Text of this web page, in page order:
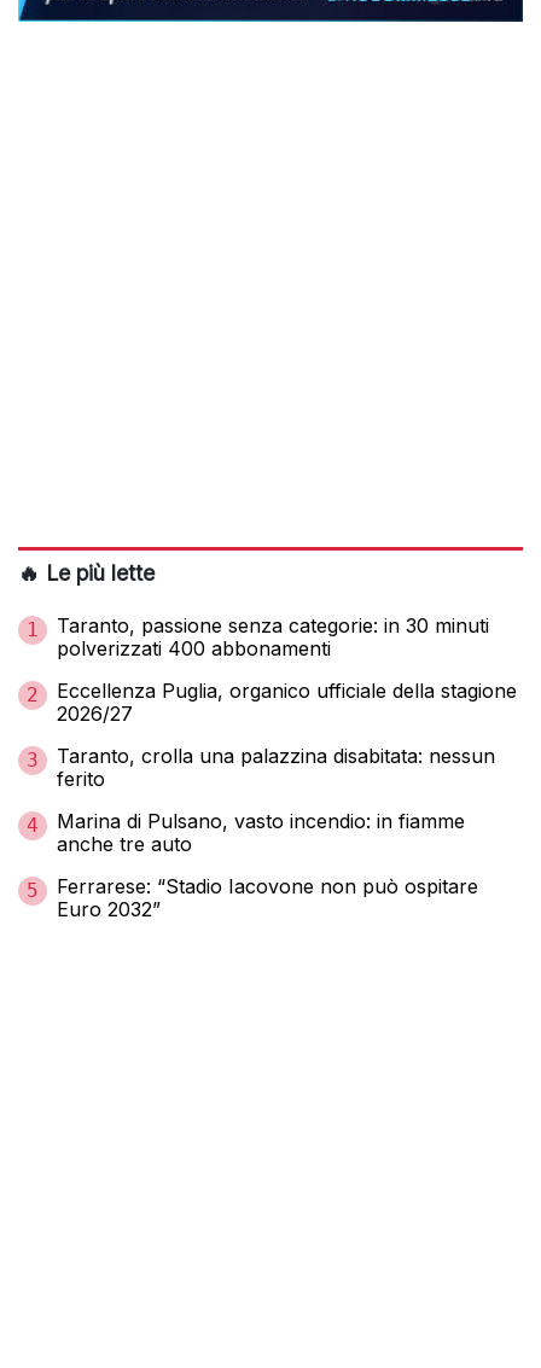
🔥 Le più lette
1
Taranto, passione senza categorie: in 30 minuti
polverizzati 400 abbonamenti
2
Eccellenza Puglia, organico ufficiale della stagione
2026/27
3
Taranto, crolla una palazzina disabitata: nessun
ferito
4
Marina di Pulsano, vasto incendio: in fiamme
anche tre auto
5
Ferrarese: “Stadio Iacovone non può ospitare
Euro 2032”